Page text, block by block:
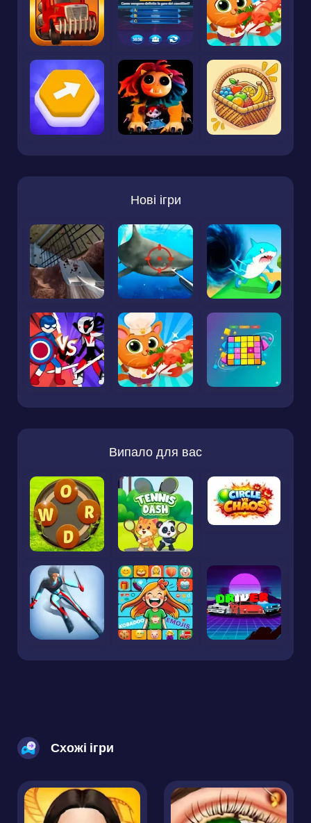
Нові ігри
Випало для вас
Схожі ігри